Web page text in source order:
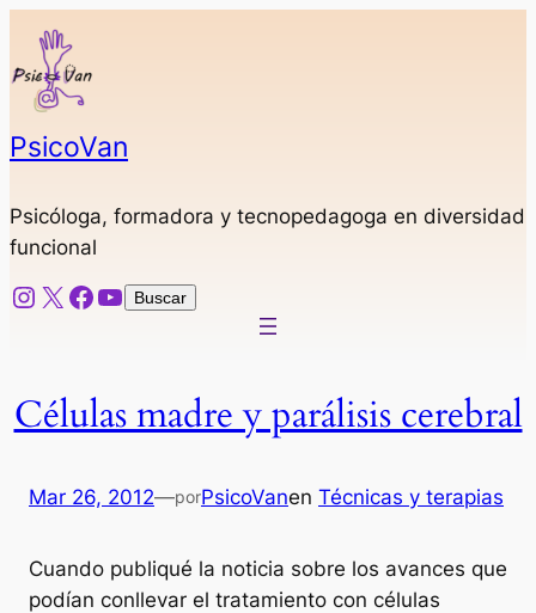
Saltar
contenido
PsicoVan
Psicóloga, formadora y tecnopedagoga en diversidad
funcional
Instagram
X Facebook
YouTube
Buscar
Buscar
Células madre y parálisis cerebral
Mar 26, 2012—porPsicoVanen Técnicas y terapias
Cuando publiqué la noticia sobre los avances que
podían conllevar el tratamiento con células